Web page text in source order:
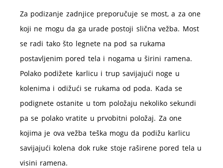
Za podizanje zadnjice preporučuje se most, a za one
koji ne mogu da ga urade postoji slična vežba. Most
se radi tako što legnete na pod sa rukama
postavljenim pored tela i nogama u širini ramena.
Polako podižete karlicu i trup savijajući noge u
kolenima i odižući se rukama od poda. Kada se
podignete ostanite u tom položaju nekoliko sekundi
pa se polako vratite u prvobitni položaj. Za one
kojima je ova vežba teška mogu da podižu karlicu
savijajući kolena dok ruke stoje raširene pored tela u
visini ramena.